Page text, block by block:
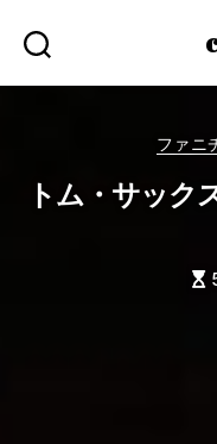
ファニ
トム・サック